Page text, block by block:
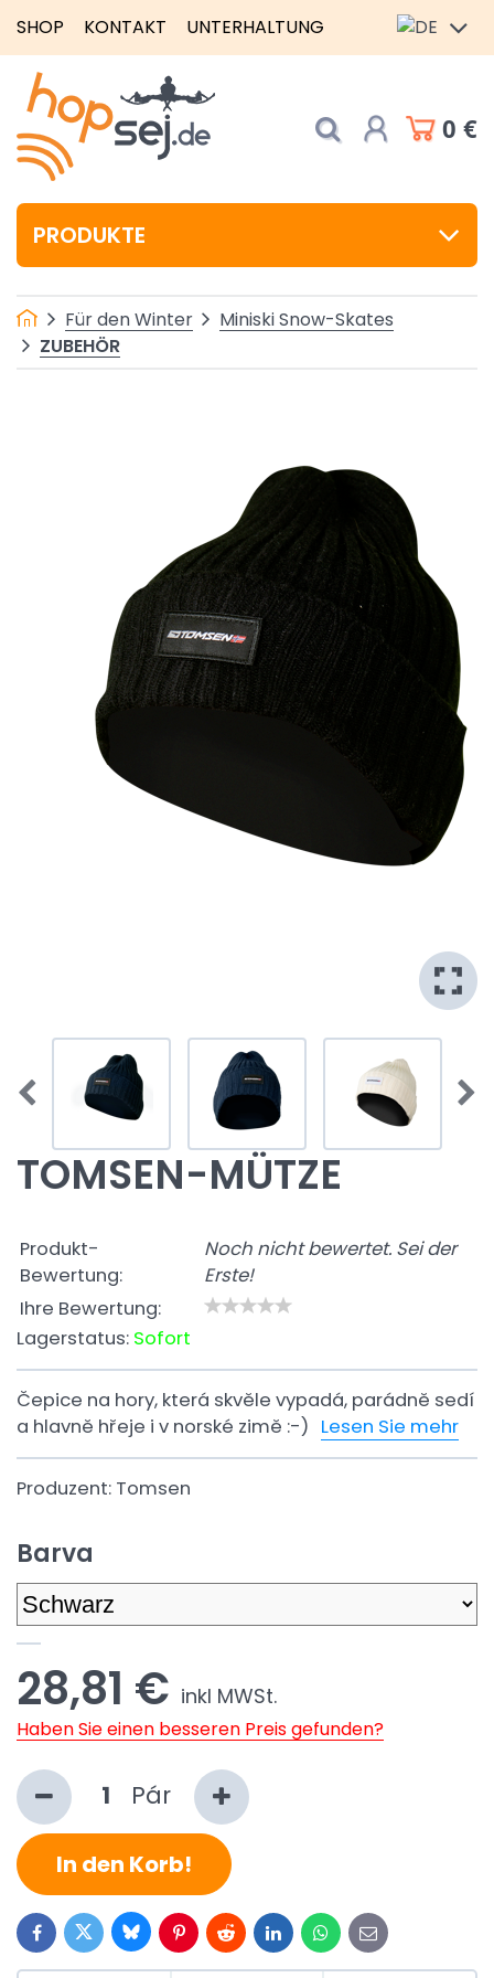
SHOP KONTAKT UNTERHALTUNG
0 €
PRODUKTE
Für den Winter
Miniski Snow-Skates
ZUBEHÖR
TOMSEN-MÜTZE
Produkt-
Bewertung:
Noch nicht bewertet. Sei der
Erste!
Ihre Bewertung:
Lagerstatus: Sofort
Čepice na hory, která skvěle vypadá, parádně sedí
a hlavně hřeje i v norské zimě :-) Lesen Sie mehr
Produzent: Tomsen
Barva
28,81 € inkl MWSt.
Haben Sie einen besseren Preis gefunden?
Pár
In den Korb!
FacebookTwitterBlueskyPinterestRedditLinkedInWhatsApp
E-
mail